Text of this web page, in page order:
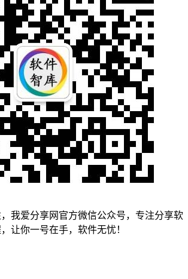
我爱分享网官方微信公众号，专注分享软
让你一号在手，软件无忧！